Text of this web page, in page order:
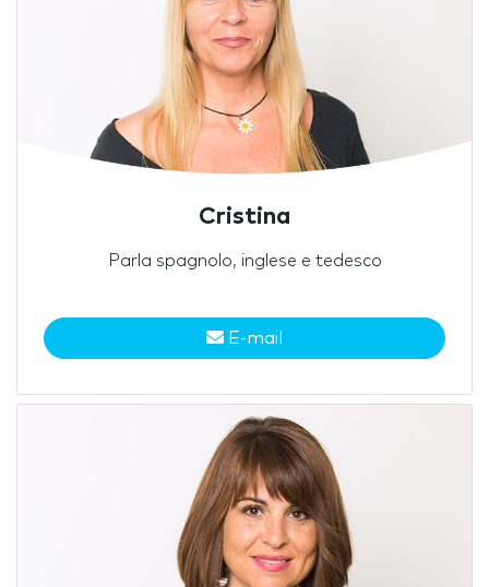
Cristina
Parla spagnolo, inglese e tedesco
E-mail